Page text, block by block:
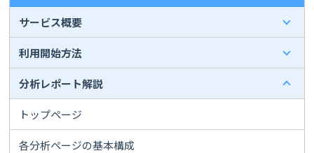
サービス概要
利用開始方法
分析レポート解説
トップページ
各分析ページの基本構成